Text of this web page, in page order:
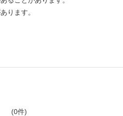
ります。
(0件)